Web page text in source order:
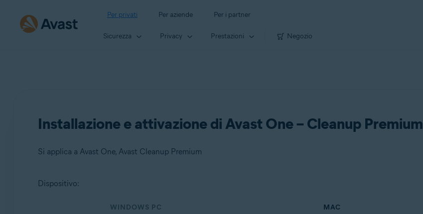
Per privati Per aziende Per i partner
Sicurezza Privacy Prestazioni Negozio
Installazione e attivazione di Avast One – Cleanup Premium
Si applica a Avast One, Avast Cleanup Premium
Dispositivo:
WINDOWS PC MAC